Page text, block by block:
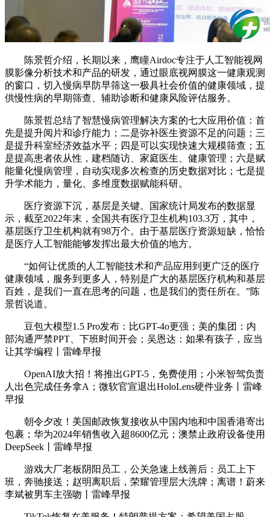
陈景哲介绍，长期以来，鹰瞳Airdoc专注于人工智能视网
膜影像分析技术和产品的研发，通过眼底视网膜这一健康观测
的窗口，切入慢病早防早筛这一极具社会价值的健康领域，提
供慢性病的早期筛查、辅助诊断和健康风险评估服务。
陈景哲总结了智慧慢病管理解决方案的七大应用价值：首
先是提升阅片和诊疗能力；二是弥补医生资源不足的问题；三
是提升科室经济效益水平；四是可以实现快速大规模筛查；五
是提高患者依从性，建档随访、家庭医生、健康管理；六是赋
能量化慢病管理，自动实现多次检查的历史数据对比；七是提
升学术能力，量化、多维度数据赋能科研。
医疗资源下沉，基层是关键。国家统计局发布的数据显
示，截至2022年末，全国共有医疗卫生机构103.3万，其中，
基层医疗卫生机构就有98万个。由于基层医疗资源短缺，恰恰
是医疗人工智能能够发挥出最大价值的地方。
“如何让优质的人工智能技术和产品应用到更广泛的医疗
健康领域，服务到更多人，特别是广大的基层医疗机构和基层
百姓，是我们一直在思考的问题，也是我们的责任所在。”陈
景哲说道。
豆包大模型1.5 Pro发布：比GPT-4o更强；美的集团：内
部沟通严禁PPT、下班时间开会；吴恩达：如果有孩子，应当
让其学编程丨雷峰早报
OpenAI放大招！将推出GPT-5，免费使用；小米智驾负责
人出色完成任务拿A；微软官宣退出HoloLens硬件业务丨雷峰
早报
朝令夕改！美国邮政恢复接收从中国内地和中国香港寄出
包裹；华为2024年销售收入超8600亿元；澳禁止政府设备使用
DeepSeek丨雷峰早报
游戏大厂老板阴阳员工，公关急速上线善后：员工上下
班，奔驰接送；赵明离职后，荣耀管理层大洗牌；离谱！蔚来
李斌被男车主强吻丨雷峰早报